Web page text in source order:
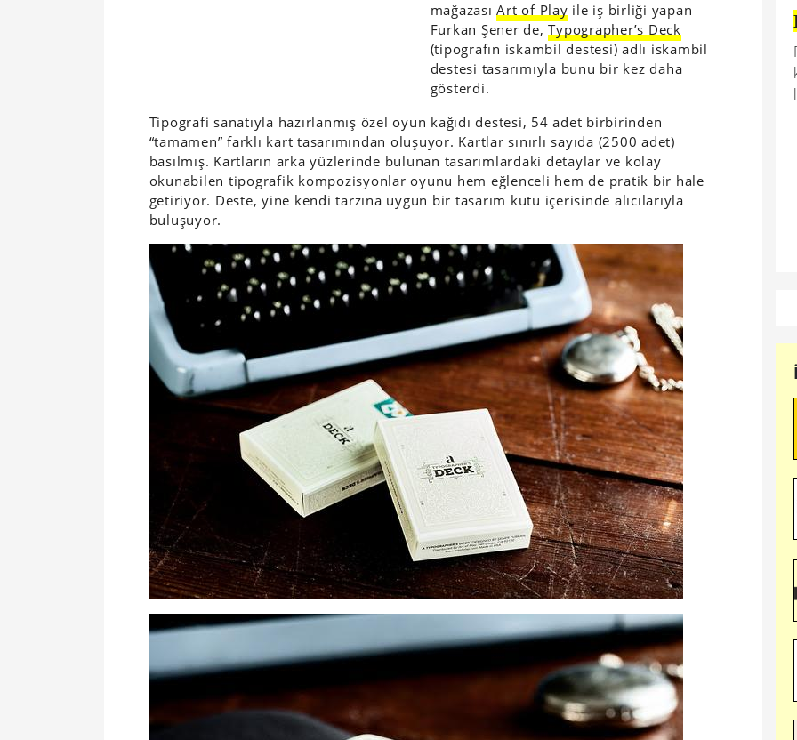
mağazasıArt of Play ile iş birliği yapan
Furkan Şener de,Typographer’s Deck
(tipografın iskambil destesi) adlı iskambil
destesi tasarımıyla bunu bir kez daha
gösterdi.
Tipografi sanatıyla hazırlanmış özel oyun kağıdı destesi, 54 adet birbirinden
“tamamen” farklı kart tasarımından oluşuyor. Kartlar sınırlı sayıda (2500 adet)
basılmış. Kartların arka yüzlerinde bulunan tasarımlardaki detaylar ve kolay
okunabilen tipografik kompozisyonlar oyunu hem eğlenceli hem de pratik bir hale
getiriyor. Deste, yine kendi tarzına uygun bir tasarım kutu içerisinde alıcılarıyla
buluşuyor.